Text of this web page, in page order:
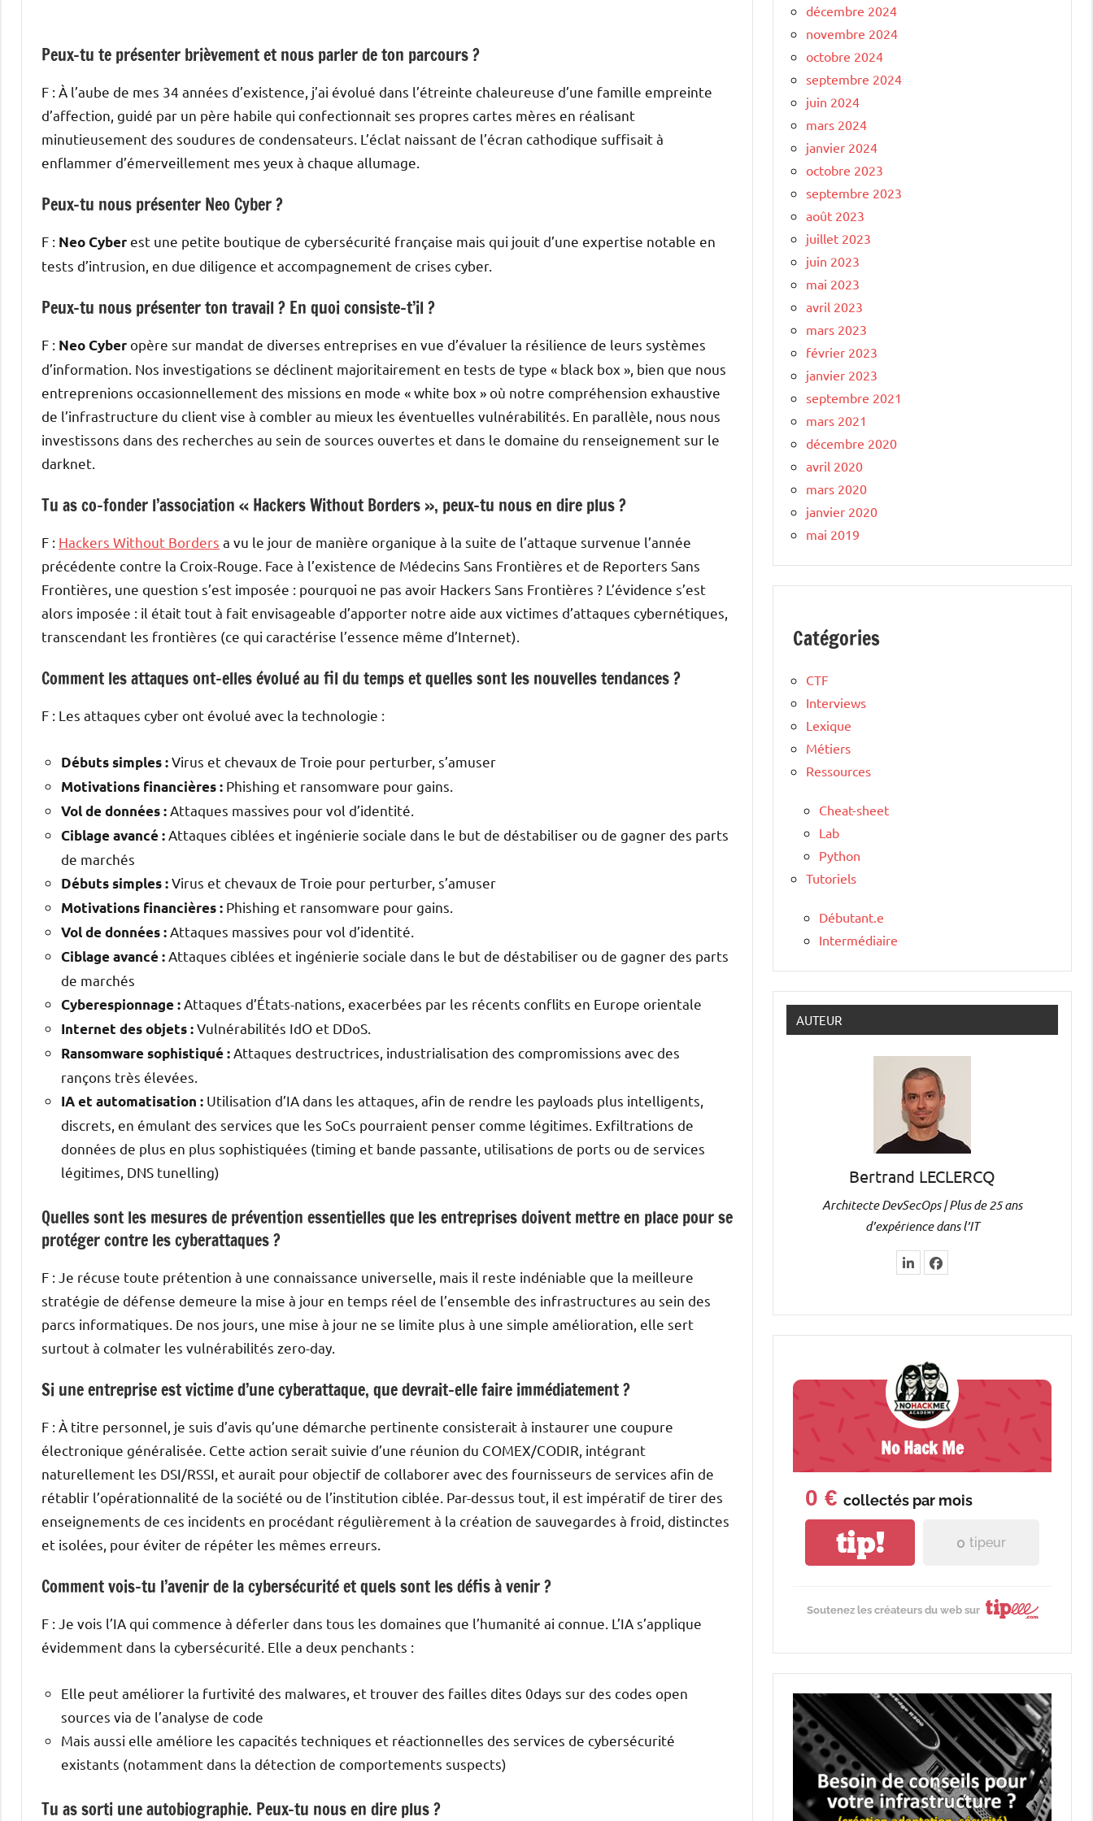
Peux-tu te présenter brièvement et nous parler de ton parcours ?
F : À l’aube de mes 34 années d’existence, j’ai évolué dans l’étreinte chaleureuse d’une famille empreinte
d’affection, guidé par un père habile qui confectionnait ses propres cartes mères en réalisant
minutieusement des soudures de condensateurs. L’éclat naissant de l’écran cathodique suffisait à
enflammer d’émerveillement mes yeux à chaque allumage.
Peux-tu nous présenter Neo Cyber ?
F : Neo Cyberest une petite boutique de cybersécurité française mais qui jouit d’une expertise notable en
tests d’intrusion, en due diligence et accompagnement de crises cyber.
Peux-tu nous présenter ton travail ? En quoi consiste-t’il ?
F : Neo Cyberopère sur mandat de diverses entreprises en vue d’évaluer la résilience de leurs systèmes
d’information. Nos investigations se déclinent majoritairement en tests de type « black box », bien que nous
entreprenions occasionnellement des missions en mode « white box » où notre compréhension exhaustive
de l’infrastructure du client vise à combler au mieux les éventuelles vulnérabilités. En parallèle, nous nous
investissons dans des recherches au sein de sources ouvertes et dans le domaine du renseignement sur le
darknet.
Tu as co-fonder l’association « Hackers Without Borders », peux-tu nous en dire plus ?
F : Hackers Without Borders a vu le jour de manière organique à la suite de l’attaque survenue l’année
précédente contre la Croix-Rouge. Face à l’existence de Médecins Sans Frontières et de Reporters Sans
Frontières, une question s’est imposée : pourquoi ne pas avoir Hackers Sans Frontières ? L’évidence s’est
alors imposée : il était tout à fait envisageable d’apporter notre aide aux victimes d’attaques cybernétiques,
transcendant les frontières (ce qui caractérise l’essence même d’Internet).
Comment les attaques ont-elles évolué au fil du temps et quelles sont les nouvelles tendances ?
F : Les attaques cyber ont évolué avec la technologie :
Débuts simples :Virus et chevaux de Troie pour perturber, s’amuser
Motivations financières : Phishing et ransomware pour gains.
Vol de données : Attaques massives pour vol d’identité.
Ciblage avancé : Attaques ciblées et ingénierie sociale dans le but de déstabiliser ou de gagner des parts
de marchés
Débuts simples :Virus et chevaux de Troie pour perturber, s’amuser
Motivations financières : Phishing et ransomware pour gains.
Vol de données : Attaques massives pour vol d’identité.
Ciblage avancé : Attaques ciblées et ingénierie sociale dans le but de déstabiliser ou de gagner des parts
de marchés
Cyberespionnage : Attaques d’États-nations, exacerbées par les récents conflits en Europe orientale
Internet des objets :Vulnérabilités IdO et DDoS.
Ransomware sophistiqué : Attaques destructrices, industrialisation des compromissions avec des
rançons très élevées.
IA et automatisation : Utilisation d’IA dans les attaques, afin de rendre les payloads plus intelligents,
discrets, en émulant des services que les SoCs pourraient penser comme légitimes. Exfiltrations de
données de plus en plus sophistiquées (timing et bande passante, utilisations de ports ou de services
légitimes, DNS tunelling)
Quelles sont les mesures de prévention essentielles que les entreprises doivent mettre en place pour se
protéger contre les cyberattaques ?
F : Je récuse toute prétention à une connaissance universelle, mais il reste indéniable que la meilleure
stratégie de défense demeure la mise à jour en temps réel de l’ensemble des infrastructures au sein des
parcs informatiques. De nos jours, une mise à jour ne se limite plus à une simple amélioration, elle sert
surtout à colmater les vulnérabilités zero-day.
Si une entreprise est victime d’une cyberattaque, que devrait-elle faire immédiatement ?
F : À titre personnel, je suis d’avis qu’une démarche pertinente consisterait à instaurer une coupure
électronique généralisée. Cette action serait suivie d’une réunion du COMEX/CODIR, intégrant
naturellement les DSI/RSSI, et aurait pour objectif de collaborer avec des fournisseurs de services afin de
rétablir l’opérationnalité de la société ou de l’institution ciblée. Par-dessus tout, il est impératif de tirer des
enseignements de ces incidents en procédant régulièrement à la création de sauvegardes à froid, distinctes
et isolées, pour éviter de répéter les mêmes erreurs.
Comment vois-tu l’avenir de la cybersécurité et quels sont les défis à venir ?
F : Je vois l’IA qui commence à déferler dans tous les domaines que l’humanité ai connue. L’IA s’applique
évidemment dans la cybersécurité. Elle a deux penchants :
Elle peut améliorer la furtivité des malwares, et trouver des failles dites 0days sur des codes open
sources via de l’analyse de code
Mais aussi elle améliore les capacités techniques et réactionnelles des services de cybersécurité
existants (notamment dans la détection de comportements suspects)
Tu as sorti une autobiographie. Peux-tu nous en dire plus ?
décembre 2024
novembre 2024
octobre 2024
septembre 2024
juin 2024
mars 2024
janvier 2024
octobre 2023
septembre 2023
août 2023
juillet 2023
juin 2023
mai 2023
avril 2023
mars 2023
février 2023
janvier 2023
septembre 2021
mars 2021
décembre 2020
avril 2020
mars 2020
janvier 2020
mai 2019
Catégories
CTF
Interviews
Lexique
Métiers
Ressources
Cheat-sheet
Lab
Python
Tutoriels
Débutant.e
Intermédiaire
AUTEUR
Bertrand LECLERCQ
Architecte DevSecOps | Plus de 25 ans
d’expérience dans l’IT
No Hack Me
0 € collectés par mois
tip! 0 tipeur
Soutenez les créateurs du web sur